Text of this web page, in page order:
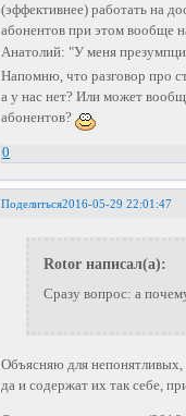
(эффективнее) работать на
абонентов при этом вообще
Анатолий: "У меня
Напомню, что разговор про
а у нас нет? Или может
абонентов?
0
Поделиться2016-05-29 22:01:47
Rotor написал(а):
Сразу вопрос: а
Объясняю для
да и содержат их так себе,